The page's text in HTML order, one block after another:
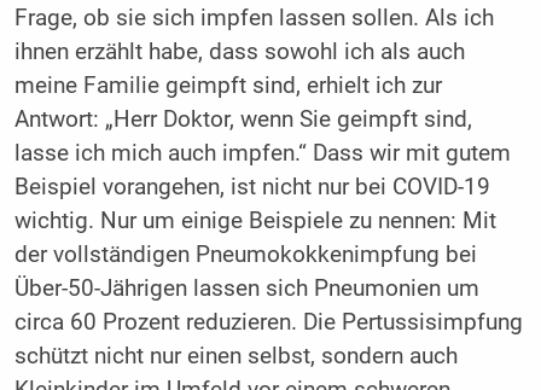
Frage, ob sie sich impfen lassen sollen. Als ich
ihnen erzählt habe, dass sowohl ich als auch
meine Familie geimpft sind, erhielt ich zur
Antwort: „Herr Doktor, wenn Sie geimpft sind,
lasse ich mich auch impfen.“ Dass wir mit gutem
Beispiel vorangehen, ist nicht nur bei COVID-19
wichtig. Nur um einige Beispiele zu nennen: Mit
der vollständigen Pneumokokkenimpfung bei
Über-50-Jährigen lassen sich Pneumonien um
circa 60 Prozent reduzieren. Die Pertussisimpfung
schützt nicht nur einen selbst, sondern auch